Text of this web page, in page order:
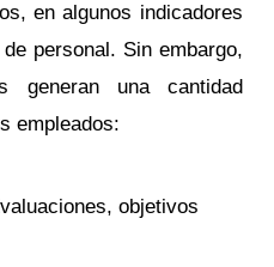
en algunos indicadores
personal. Sin embargo,
generan una cantidad
empleados:
objetivos